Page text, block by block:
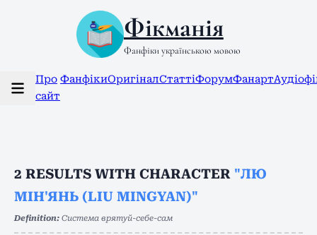
Фікманія
Фанфіки українською мовою
Про
сайт
ФанфікиОригіналСтаттіФорумФанарт
2 RESULTS WITH CHARACTER "ЛЮ
МІН'ЯНЬ (LIU MINGYAN)"
Definition: Система врятуй-себе-сам